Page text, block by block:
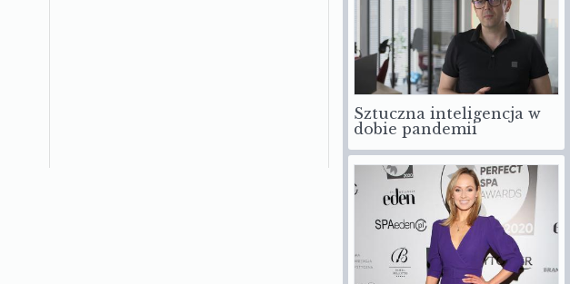
Sztuczna inteligencja w
dobie pandemii